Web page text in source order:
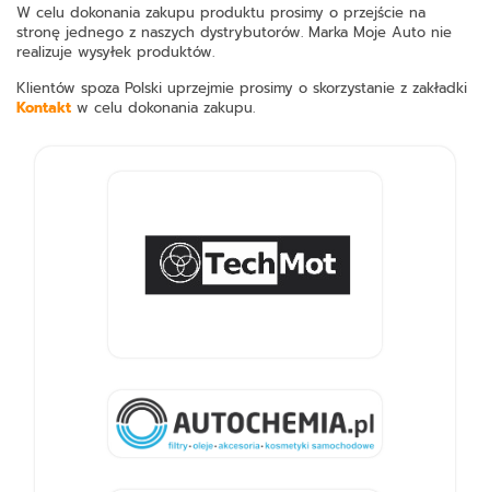
W celu dokonania zakupu produktu prosimy o przejście na
stronę jednego z naszych dystrybutorów. Marka Moje Auto nie
realizuje wysyłek produktów.
Klientów spoza Polski uprzejmie prosimy o skorzystanie z zakładki
Kontakt w celu dokonania zakupu.